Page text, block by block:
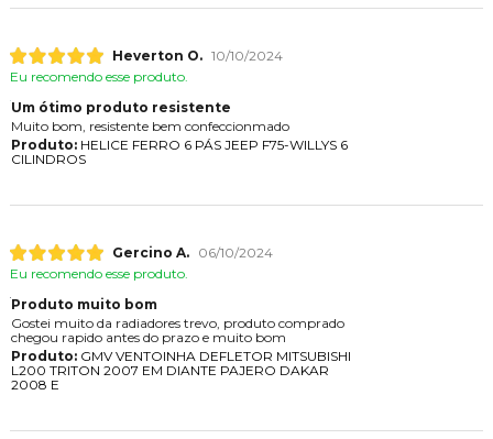
Heverton O. 10/10/2024
Eu recomendo esse produto.
Um ótimo produto resistente
Muito bom, resistente bem confeccionmado
Produto:HELICE FERRO 6 PÁS JEEP F75-WILLYS 6
CILINDROS
Gercino A.
06/10/2024
Eu recomendo esse produto.
Produto muito bom
Gostei muito da radiadores trevo, produto comprado
chegou rapido antes do prazo e muito bom
Produto:GMV VENTOINHA DEFLETOR MITSUBISHI
L200 TRITON 2007 EM DIANTE PAJERO DAKAR
2008 E